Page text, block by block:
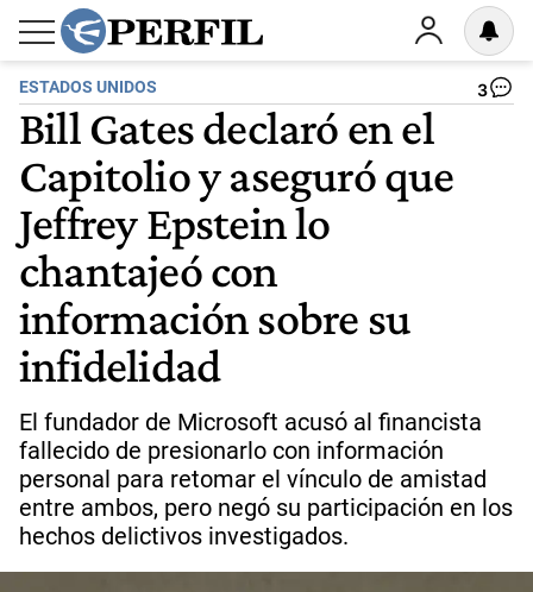
ESTADOS UNIDOS 3
Bill Gates declaró en el
Capitolio y aseguró que
Jeffrey Epstein lo
chantajeó con
información sobre su
infidelidad
El fundador de Microsoft acusó al financista
fallecido de presionarlo con información
personal para retomar el vínculo de amistad
entre ambos, pero negó su participación en los
hechos delictivos investigados.